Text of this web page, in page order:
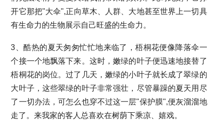
开它那把"大伞",正向草木、人群、大地甚至世界上一切具
有生命力的生物展示自己旺盛的生命力。
3、酷热的夏天匆匆忙忙地来临了，梧桐花便像降落伞一
个接一个地飘落下来。这时，嫩绿的叶子便迅速地接替了
梧桐花的岗位。过了几天，嫩绿的小叶子就长成了翠绿的
大叶子，这些翠绿的叶子非常强壮，尽管暴躁的夏天用尽
了一切办法，可怎么也穿不过这一层"保护膜",便灰溜溜地
走了。来我家的客人总喜欢在树荫下乘凉、嬉戏。